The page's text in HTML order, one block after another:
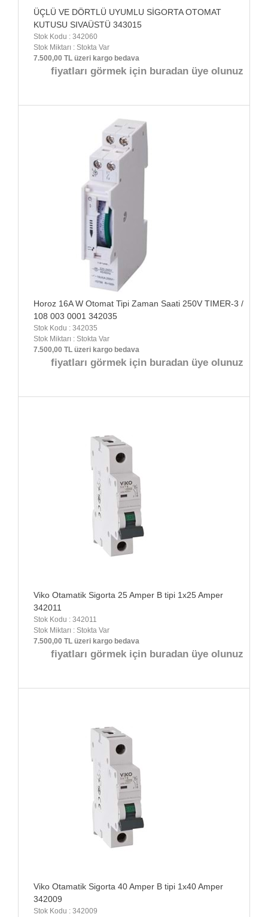
ÜÇLÜ VE DÖRTLÜ UYUMLU SİGORTA OTOMAT
KUTUSU SIVAÜSTÜ 343015
Stok Kodu : 342060
Stok Miktarı : Stokta Var
7.500,00 TL üzeri kargo bedava
fiyatları görmek için buradan üye olunuz
Horoz 16A W Otomat Tipi Zaman Saati 250V TIMER-3 /
108 003 0001 342035
Stok Kodu : 342035
Stok Miktarı : Stokta Var
7.500,00 TL üzeri kargo bedava
fiyatları görmek için buradan üye olunuz
Viko Otamatik Sigorta 25 Amper B tipi 1x25 Amper
342011
Stok Kodu : 342011
Stok Miktarı : Stokta Var
7.500,00 TL üzeri kargo bedava
fiyatları görmek için buradan üye olunuz
Viko Otamatik Sigorta 40 Amper B tipi 1x40 Amper
342009
Stok Kodu : 342009